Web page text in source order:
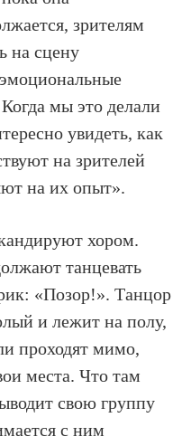
зрителям
на сцену
мы это делали
увидеть, как
на зрителей
на их опыт».
хором.
танцевать
«Позор!». Танцор
и лежит на полу,
проходят мимо,
места. Что там
свою группу
с ним